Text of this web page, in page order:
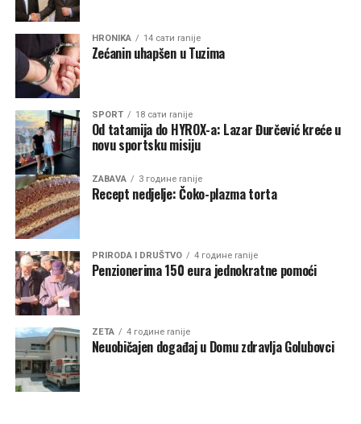
HRONIKA 14 сати ranije
Zećanin uhapšen u Tuzima
SPORT 18 сати ranije
Od tatamija do HYROX-a: Lazar Đurčević kreće u
novu sportsku misiju
ZABAVA 3 године ranije
Recept nedjelje: Čoko-plazma torta
PRIRODA I DRUŠTVO 4 године ranije
Penzionerima 150 eura jednokratne pomoći
ZETA 4 године ranije
Neuobičajen događaj u Domu zdravlja Golubovci